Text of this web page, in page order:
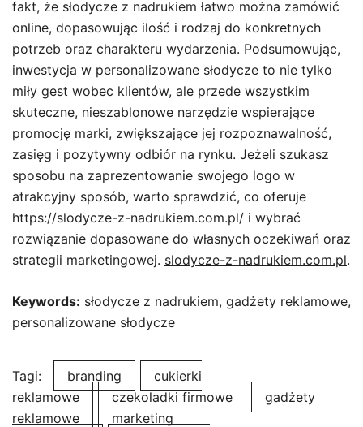
fakt, że słodycze z nadrukiem łatwo można zamówić
online, dopasowując ilość i rodzaj do konkretnych
potrzeb oraz charakteru wydarzenia. Podsumowując,
inwestycja w personalizowane słodycze to nie tylko
miły gest wobec klientów, ale przede wszystkim
skuteczne, nieszablonowe narzędzie wspierające
promocję marki, zwiększające jej rozpoznawalność,
zasięg i pozytywny odbiór na rynku. Jeżeli szukasz
sposobu na zaprezentowanie swojego logo w
atrakcyjny sposób, warto sprawdzić, co oferuje
https://slodycze-z-nadrukiem.com.pl/ i wybrać
rozwiązanie dopasowane do własnych oczekiwań oraz
strategii marketingowej. slodycze-z-nadrukiem.com.pl.
Keywords: słodycze z nadrukiem, gadżety reklamowe,
personalizowane słodycze
Tagi: branding
cukierki
reklamowe
czekoladki firmowe
gadżety
reklamowe
marketing